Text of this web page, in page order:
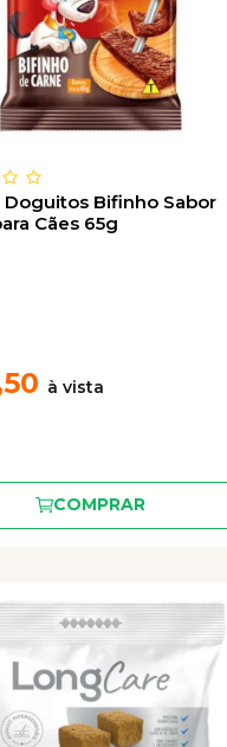
Doguitos Bifinho Sabor
Cães 65g
COMPRAR